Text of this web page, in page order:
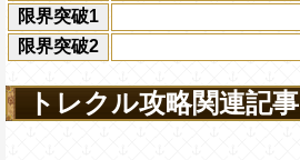
限界突破1
限界突破2
トレクル攻略関連記事